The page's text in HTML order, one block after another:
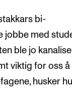
bi-
jobbe med
ble jo
viktig for oss å
husker